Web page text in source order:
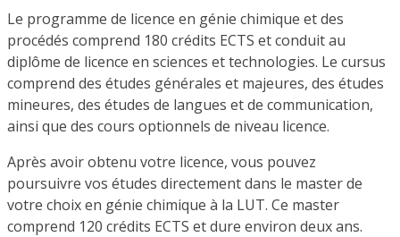
Le programme de licence en génie chimique et des
procédés comprend 180 crédits ECTS et conduit au
diplôme de licence en sciences et technologies. Le cursus
comprend des études générales et majeures, des études
mineures, des études de langues et de communication,
ainsi que des cours optionnels de niveau licence.
Après avoir obtenu votre licence, vous pouvez
poursuivre vos études directement dans le master de
votre choix en génie chimique à la LUT. Ce master
comprend 120 crédits ECTS et dure environ deux ans.